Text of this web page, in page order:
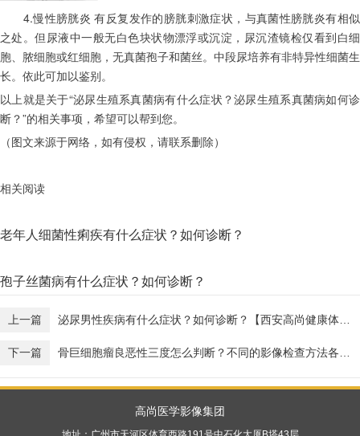
4.慢性膀胱炎 有反复发作的膀胱刺激症状，与真菌性膀胱炎有相似
之处。但尿液中一般无白色块状物漂浮或沉淀，尿沉渣镜检仅看到白细
胞、脓细胞或红细胞，无真菌孢子和菌丝。中段尿培养有非特异性细菌生
长。依此可加以鉴别。
以上就是关于“泌尿生殖系真菌病有什么症状？泌尿生殖系真菌病如何诊
断？”的相关事项，希望可以帮到您。
（图文来源于网络，如有侵权，请联系删除）
相关阅读
老年人细菌性痢疾有什么症状？如何诊断？
孢子丝菌病有什么症状？如何诊断？
上一篇 泌尿男性疾病有什么症状？如何诊断？【西安高尚健康体检】
下一篇 骨巨细胞瘤良恶性三度怎么判断？不同的影像检查方法各有哪些优劣？【广东高尚医学影像】
高尚医学影像集团